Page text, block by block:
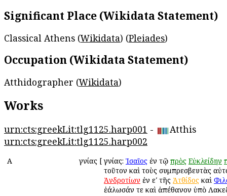
Significant Place (Wikidata Statement)
Classical Athens (Wikidata) (Pleiades)
Occupation (Wikidata Statement)
Atthidographer (Wikidata)
Works
urn:cts:greekLit:tlg1125.harp001 -
Atthis
urn:cts:greekLit:tlg1125.harp002
Α Ἁγνίας [ Ἁγνίας: Ἰσαῖος ἐν τῷ πρὸς Εὐκλείδην
τοῦτον καὶ τοὺς συμπρεσβευτὰς
Ἀνδροτίων ἐν εʹ τῆς Ἀτθίδος καὶ
ἑάλωσάν τε καὶ ἀπέθανον ὑπὸ